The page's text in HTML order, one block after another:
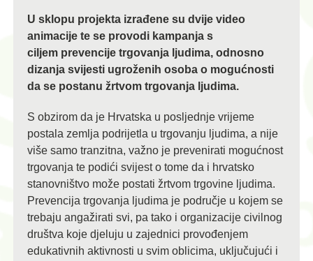
U sklopu projekta izrađene su dvije video
animacije te se provodi kampanja s
ciljem prevencije trgovanja ljudima, odnosno
dizanja svijesti ugroženih osoba o mogućnosti
da se postanu žrtvom trgovanja ljudima.
S obzirom da je Hrvatska u posljednje vrijeme
postala zemlja podrijetla u trgovanju ljudima, a nije
više samo tranzitna, važno je prevenirati mogućnost
trgovanja te podići svijest o tome da i hrvatsko
stanovništvo može postati žrtvom trgovine ljudima.
Prevencija trgovanja ljudima je područje u kojem se
trebaju angažirati svi, pa tako i organizacije civilnog
društva koje djeluju u zajednici provođenjem
edukativnih aktivnosti u svim oblicima, uključujući i